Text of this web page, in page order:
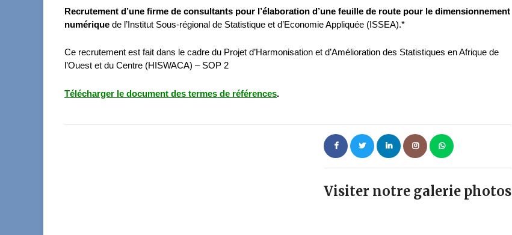
Recrutement d’une firme de consultants pour l’élaboration d’une feuille de route pour le dimensionnement
numérique de l’Institut Sous-régional de Statistique et d’Economie Appliquée (ISSEA).*
Ce recrutement est fait dans le cadre du Projet d’Harmonisation et d’Amélioration des Statistiques en Afrique de
l’Ouest et du Centre (HISWACA) – SOP 2
Télécharger le document des termes de références.
Visiter notre galerie photos